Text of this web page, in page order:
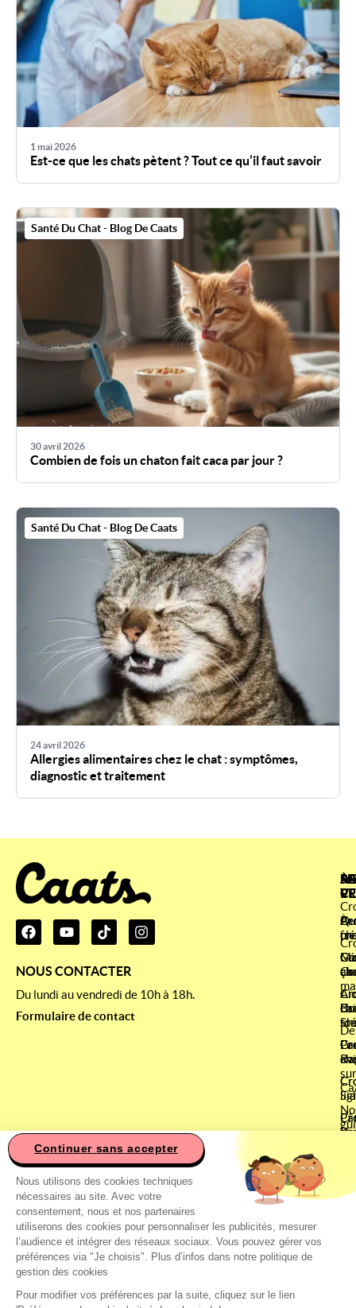
Continuer sans accepter
Ce site utilise des cookies
Nous utilisons des cookies techniques
nécessaires au site. Avec votre
consentement, nous et nos partenaires
utiliserons des cookies pour personnaliser les publicités, mesurer
l’audience et intégrer des réseaux sociaux. Vous pouvez gérer vos
préférences via "Je choisis". Plus d’infos dans notre politique de
gestion des cookies
Pour modifier vos préférences par la suite, cliquez sur le lien
1 mai 2026
Est-ce que les chats pètent ? Tout ce qu’il faut savoir
Santé Du Chat - Blog De Caats
30 avril 2026
Combien de fois un chaton fait caca par jour ?
Santé Du Chat - Blog De Caats
24 avril 2026
Allergies alimentaires chez le chat : symptômes,
diagnostic et traitement
NOUS CONTACTER
Du lundi au vendredi de 10h à 18h.
Formulaire de contact
À
À
ça
La
sur